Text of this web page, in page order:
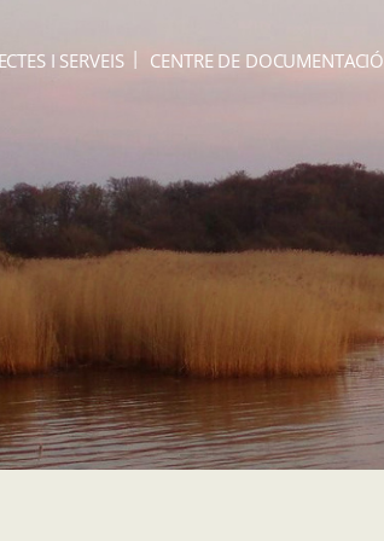
I SERVEIS CENTRE DE DOCUMENTACIÓ